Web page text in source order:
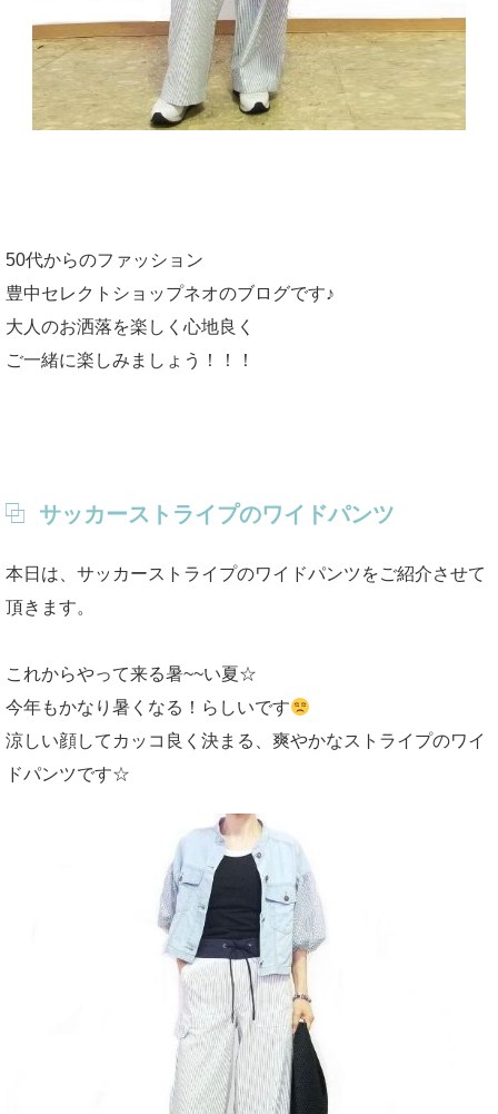
50代からのファッション
豊中セレクトショップネオのブログです♪
大人のお洒落を楽しく心地良く
ご一緒に楽しみましょう！！！
サッカーストライプのワイドパンツ
本日は、サッカーストライプのワイドパンツをご紹介させて
頂きます。
これからやって来る暑~~い夏☆
今年もかなり暑くなる！らしいです
涼しい顔してカッコ良く決まる、爽やかなストライプのワイ
ドパンツです☆